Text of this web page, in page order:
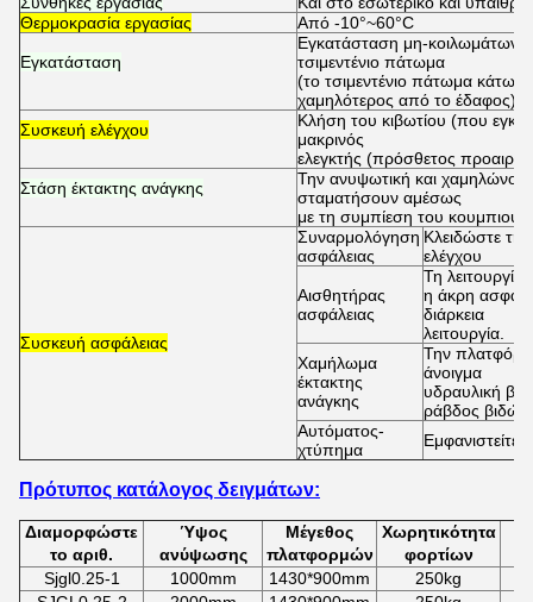
Θερμοκρασία εργασίας
Από -10°~60°C
Εγκατάσταση
Εγκατάσταση μη-κοιλωμάτων,
τσιμεντένιο πάτωμα
(το τσιμεντένιο πάτωμα κάτω
χαμηλότερος από το έδαφος)
Συσκευή ελέγχου
Κλήση του κιβωτίου (που
μακρινός
ελεγκτής (πρόσθετος
Στάση έκτακτης ανάγκης
Την ανυψωτική και
σταματήσουν αμέσως
με τη συμπίεση του κουμπιού
Συσκευή ασφάλειας
Συναρμολόγηση
ασφάλειας
Κλειδώστε
ελέγχου
Αισθητήρας
ασφάλειας
Τη
η άκρη
διάρκεια
λειτουργία.
Χαμήλωμα
έκτακτης
ανάγκης
Την
άνοιγμα
υδραυλική
ράβδος βιδών.
Αυτόματος-
χτύπημα
Πρότυπος κατάλογος δειγμάτων:
Διαμορφώστε
το αριθ.
Ύψος
ανύψωσης
Μέγεθος
πλατφορμών
Χωρητικότητα
φορτίων
Sjgl0.25-1
1000mm 1430*900mm 250kg